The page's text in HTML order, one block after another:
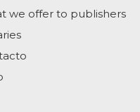
we offer to publishers